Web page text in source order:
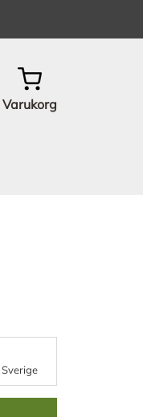
Varukorg